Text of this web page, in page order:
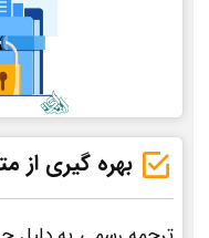
بهره گیری از